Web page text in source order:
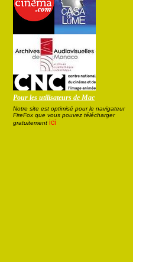
Pour les utilisateurs de Mac
Notre site est optimisé pour le navigateur
FireFox que vous pouvez télécharger
gratuitement ici